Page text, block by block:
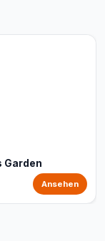
Garden
Ansehen